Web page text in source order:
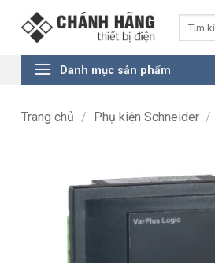
Danh mục sản phẩm
Trang chủ / Phụ kiện Schneider /